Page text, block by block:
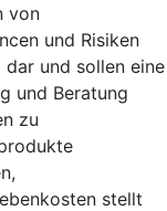
von
und Risiken
und sollen eine
und Beratung
zu
stellt